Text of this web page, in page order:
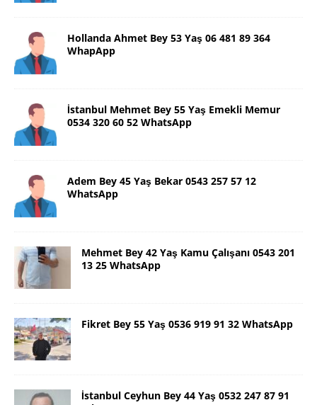
Hollanda Ahmet Bey 53 Yaş 06 481 89 364
WhapApp
İstanbul Mehmet Bey 55 Yaş Emekli Memur
0534 320 60 52 WhatsApp
Adem Bey 45 Yaş Bekar 0543 257 57 12
WhatsApp
Mehmet Bey 42 Yaş Kamu Çalışanı 0543 201
13 25 WhatsApp
Fikret Bey 55 Yaş 0536 919 91 32 WhatsApp
İstanbul Ceyhun Bey 44 Yaş 0532 247 87 91